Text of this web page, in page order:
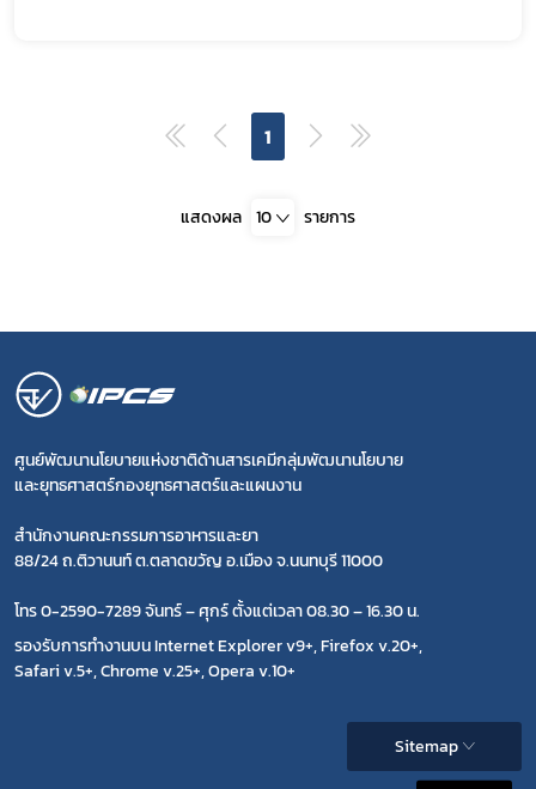
1
แสดงผล 10 รายการ
ศูนย์พัฒนานโยบายแห่งชาติด้านสารเคมีกลุ่มพัฒนานโยบาย
และยุทธศาสตร์กองยุทธศาสตร์และแผนงาน
สำนักงานคณะกรรมการอาหารและยา
88/24 ถ.ติวานนท์ ต.ตลาดขวัญ อ.เมือง จ.นนทบุรี 11000
โทร 0-2590-7289 จันทร์ – ศุกร์ ตั้งแต่เวลา 08.30 – 16.30 น.
รองรับการทำงานบน Internet Explorer v9+, Firefox v.20+,
Safari v.5+, Chrome v.25+, Opera v.10+
Sitemap